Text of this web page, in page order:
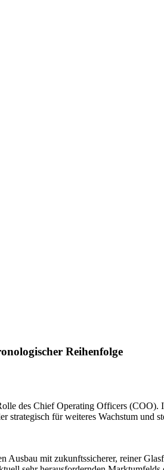
Reihenfolge
des Chief Operating Officers
strategisch für weiteres Wachstum und
mit zukunftssicherer, reiner